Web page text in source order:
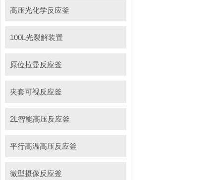
高压光化学反应釜
100L光裂解装置
原位拉曼反应釜
夹套可视反应釜
2L智能高压反应釜
平行高温高压反应釜
微型摄像反应釜